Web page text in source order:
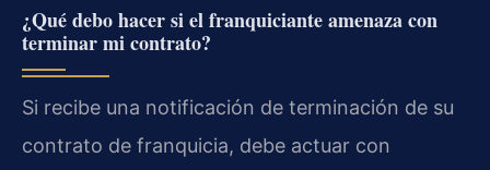
¿Qué debo hacer si el franquiciante amenaza con
terminar mi contrato?
Si recibe una notificación de terminación de su
contrato de franquicia, debe actuar con